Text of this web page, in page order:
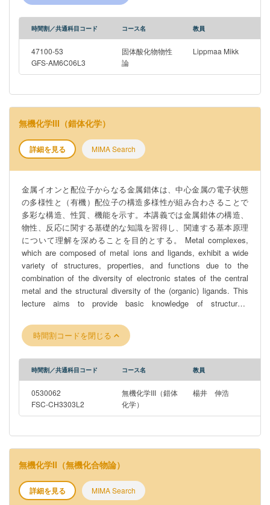
時間割／共通科目コード コース名 教員
47100-53
GFS-AM6C06L3
固体酸化物物性
論
Lippmaa Mikk
無機化学III（錯体化学）
詳細を見る MIMA Search
金属イオンと配位子からなる金属錯体は、中心金属の電子状態
の多様性と（有機）配位子の構造多様性が組み合わさることで
多彩な構造、性質、機能を示す。本講義では金属錯体の構造、
物性、反応に関する基礎的な知識を習得し、関連する基本原理
について理解を深めることを目的とする。 Metal complexes,
which are composed of metal ions and ligands, exhibit a wide
variety of structures, properties, and functions due to the
combination of the diversity of electronic states of the central
metal and the structural diversity of the (organic) ligands. This
lecture aims to provide basic knowledge of structures,
understanding of related fundamental principles.
時間割コードを閉じる
時間割／共通科目コード コース名 教員
0530062
FSC-CH3303L2
無機化学III（錯体
化学）
楊井 伸浩
無機化学II（無機化合物論）
詳細を見る MIMA Search